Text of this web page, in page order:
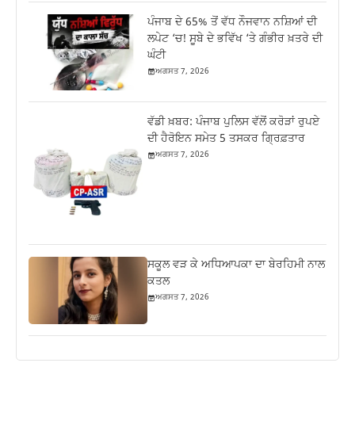
ਪੰਜਾਬ ਦੇ 65% ਤੋਂ ਵੱਧ ਨੌਜਵਾਨ ਨਸ਼ਿਆਂ ਦੀ
ਲਪੇਟ ‘ਚ! ਸੂਬੇ ਦੇ ਭਵਿੱਖ ‘ਤੇ ਗੰਭੀਰ ਖ਼ਤਰੇ ਦੀ
ਘੰਟੀ
ਅਗਸਤ 7, 2026
ਵੱਡੀ ਖ਼ਬਰ: ਪੰਜਾਬ ਪੁਲਿਸ ਵੱਲੋਂ ਕਰੋੜਾਂ ਰੁਪਏ
ਦੀ ਹੈਰੋਇਨ ਸਮੇਤ 5 ਤਸਕਰ ਗ੍ਰਿਫ਼ਤਾਰ
ਅਗਸਤ 7, 2026
ਸਕੂਲ ਵੜ ਕੇ ਅਧਿਆਪਕਾ ਦਾ ਬੇਰਹਿਮੀ ਨਾਲ
ਕਤਲ
ਅਗਸਤ 7, 2026